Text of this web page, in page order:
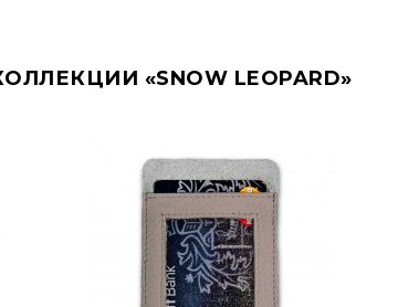
«SNOW LEOPARD»